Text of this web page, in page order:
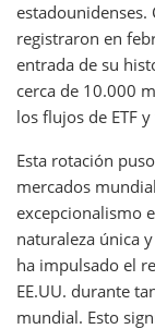
estadounidenses.
registraron en
entrada de su
cerca de 10.000
los flujos de ETF
Esta rotación
mercados
excepcionalismo
naturaleza única
ha impulsado el
EE.UU. durante
mundial. Esto